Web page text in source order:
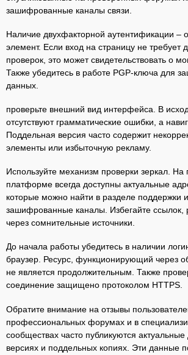
зашифрованные каналы связи.
Наличие двухфакторной аутентификации –
элемент. Если вход на страницу не требует
проверок, это может свидетельствовать о
Также убедитесь в работе PGP-ключа для
данных.
проверьте внешний вид интерфейса. В
отсутствуют грамматические ошибки, а
Поддельная версия часто содержит
элементы или избыточную рекламу.
Используйте механизм проверки зеркал. На
платформе всегда доступны актуальные
которые можно найти в разделе поддержки
зашифрованные каналы. Избегайте ссылок,
через сомнительные источники.
До начала работы убедитесь в наличии
браузер. Ресурс, функционирующий через
не является продолжительным. Также
соединение защищено протоколом HTTPS.
Обратите внимание на отзывы
профессиональных форумах и в
сообществах часто публикуются
версиях и поддельных копиях. Эти данные